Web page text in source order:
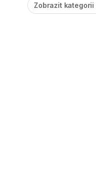
Zobrazit kategorii